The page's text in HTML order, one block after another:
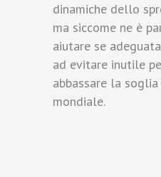
dinamiche dello
ma siccome ne è
aiutare se
ad evitare inutile
abbassare la
mondiale.